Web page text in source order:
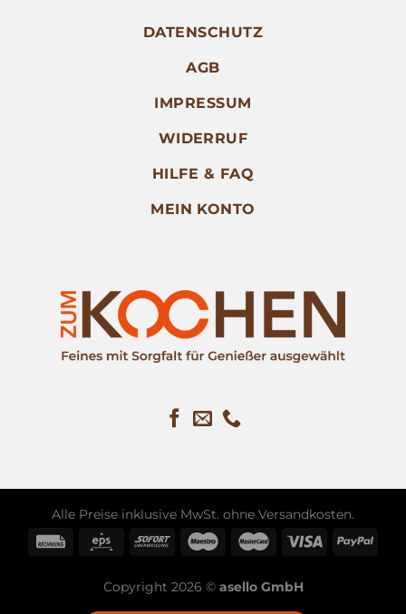
DATENSCHUTZ
AGB
IMPRESSUM
WIDERRUF
HILFE & FAQ
MEIN KONTO
Alle Preise inklusive MwSt. ohne Versandkosten.
Copyright 2026 © asello GmbH